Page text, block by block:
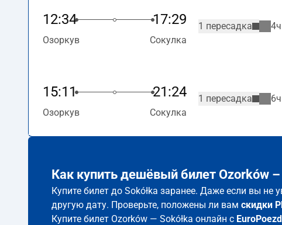
12:34 17:29
Озоркув Сокулка
1 пересадка
15:11 21:24
Озоркув Сокулка
1 пересадка
Как купить дешёвый билет Ozorków –
Купите билет до Sokółka заранее. Даже если вы
другую дату. Проверьте, положены ли вам скидки
Купите билет Ozorków — Sokółka онлайн с